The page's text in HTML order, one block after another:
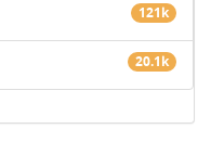
121k
20.1k